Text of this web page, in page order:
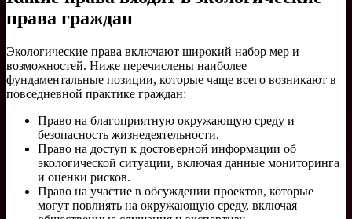
права граждан
Экологические права включают широкий набор мер и
возможностей. Ниже перечислены наиболее
фундаментальные позиции, которые чаще всего возникают в
повседневной практике граждан:
Право на благоприятную окружающую среду и
безопасность жизнедеятельности.
Право на доступ к достоверной информации об
экологической ситуации, включая данные мониторинга
и оценки рисков.
Право на участие в обсуждении проектов, которые
могут повлиять на окружающую среду, включая